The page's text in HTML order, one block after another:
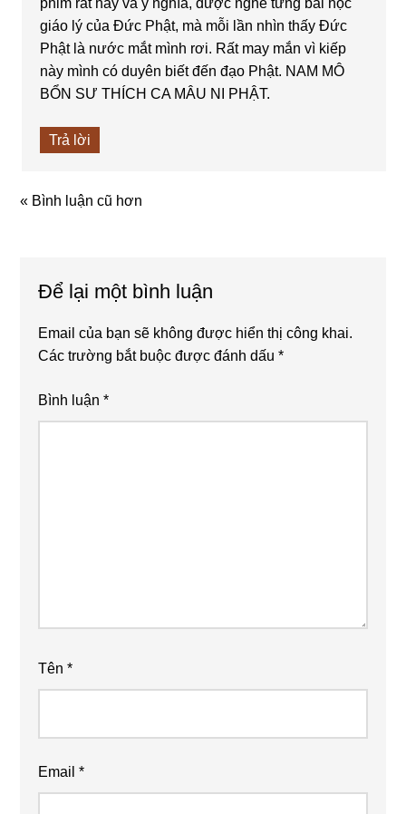
phim rất hay và ý nghĩa, được nghe từng bài học
giáo lý của Đức Phật, mà mỗi lần nhìn thấy Đức
Phật là nước mắt mình rơi. Rất may mắn vì kiếp
này mình có duyên biết đến đạo Phật. NAM MÔ
BỔN SƯ THÍCH CA MÂU NI PHẬT.
Trả lời
« Bình luận cũ hơn
Để lại một bình luận
Email của bạn sẽ không được hiển thị công khai.
Các trường bắt buộc được đánh dấu*
Bình luận*
Tên*
Email*